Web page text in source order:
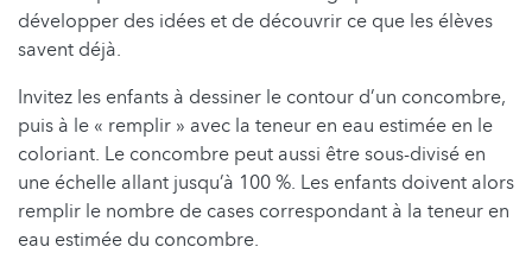
développer des idées et de découvrir ce que les élèves
savent déjà.
Invitez les enfants à dessiner le contour d’un concombre,
puis à le « remplir » avec la teneur en eau estimée en le
coloriant. Le concombre peut aussi être sous-divisé en
une échelle allant jusqu’à 100 %. Les enfants doivent alors
remplir le nombre de cases correspondant à la teneur en
eau estimée du concombre.